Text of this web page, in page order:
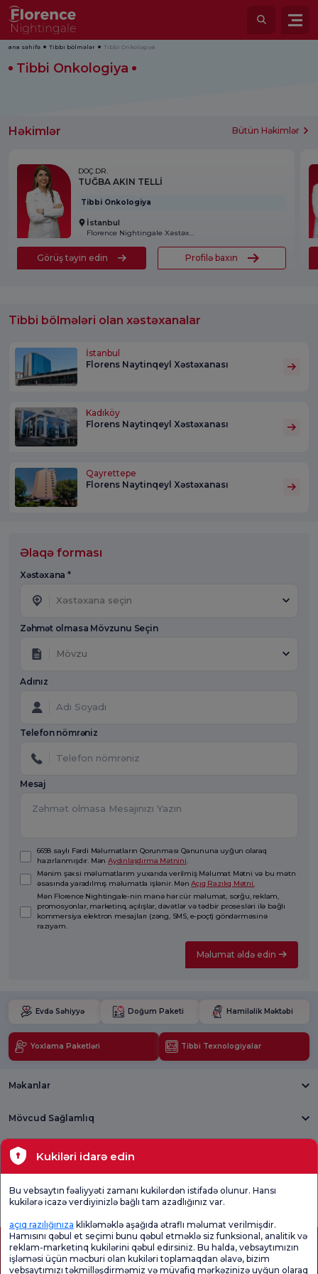
ana səhifə Tibbi bölmələr Tibbi Onkologiya
Tibbi Onkologiya
Həkimlər Bütün Həkimlər
DOÇ.DR.
TUĞBA AKIN TELLİ
Tibbi Onkologiya
İstanbul
Görüş təyin edin Profilə baxın
Tibbi bölmələri olan xəstəxanalar
İstanbul
Florens Naytinqeyl Xəstəxanası
Kadıköy
Florens Naytinqeyl Xəstəxanası
Qayrettepe
Florens Naytinqeyl Xəstəxanası
Əlaqə forması
Xəstəxana *
Xəstəxana seçin
Zəhmət olmasa Mövzunu Seçin
Mövzu
Adınız
Telefon nömrəniz
Mesaj
6698 saylı Fərdi Məlumatların Qorunması Qanununa uyğun olaraq
hazırlanmışdır. Mən Aydınlaşdırma Mətnini.
Mənim şəxsi məlumatlarım yuxarıda verilmiş Məlumat Mətni və bu mətn
əsasında yaradılmış məlumatla işlənir. MənAçıq Razılıq Mətni.
Mən Florence Nightingale-nin mənə hər cür məlumat, sorğu, reklam,
promosyonlar, marketinq, açılışlar, dəvətlər və tədbir prosesləri ilə bağlı
kommersiya elektron mesajları (zəng, SMS, e-poçt) göndərməsinə
razıyam.
Məlumat əldə edin
Evdə Səhiyyə Doğum Paketi Hamiləlik Məktəbi
Yoxlama Paketləri Tibbi Texnologiyalar
Məkanlar
Mövcud Sağlamlıq
Tibbi bölmələr
Ümumi
Məmnuniyyət
Sorğusu
Məmnuniyyət
Sorğusunu
yoxlayın.
Promo
Məmnuniyyəti
Kukiləri idarə edin
Bu vebsaytın fəaliyyəti zamanı kukilərdən istifadə olunur. Hansı
kukilərə icazə verdiyinizlə bağlı tam azadlığınız var.
açıq razılığınıza klikləməklə aşağıda ətraflı məlumat verilmişdir.
Hamısını qəbul et seçimi bunu qəbul etməklə siz funksional, analitik və
reklam-marketinq kukilərini qəbul edirsiniz. Bu halda, vebsaytımızın
işləməsi üçün məcburi olan kukiləri toplamaqdan əlavə, bizim
vebsaytımızı təkmilləşdirməmiz və müvafiq mərkəzinizə uyğun olaraq